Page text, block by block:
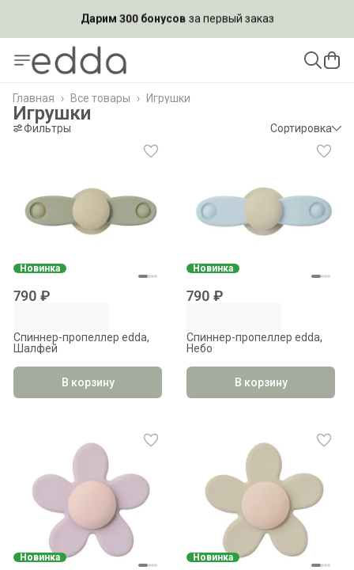
Подпишись на рассылку и получи скидку 10%
Игрушки
Все товары ›
Главная ›
Игрушки
Фильтры Сортировка
Новинка
790 ₽
Спиннер-пропеллер edda,
Шалфей
В корзину
Новинка
790 ₽
Спиннер-пропеллер edda,
Небо
В корзину
Новинка Новинка